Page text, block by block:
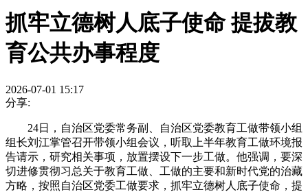
抓牢立德树人底子使命 提拔教
育公共办事程度
2026-07-01 15:17
分享:
24日，自治区党委常务副、自治区党委教育工做带领小组
组长刘江掌管召开带领小组会议，听取上半年教育工做环境报
告请示，研究相关事项，放置摆设下一步工做。他强调，要深
切进修贯彻习总关于教育工做、工做的主要和新时代党的治藏
方略，按照自治区党委工做要求，抓牢立德树人底子使命，提